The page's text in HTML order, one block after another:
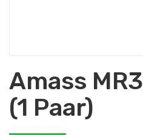
Amass
(1 Paar)